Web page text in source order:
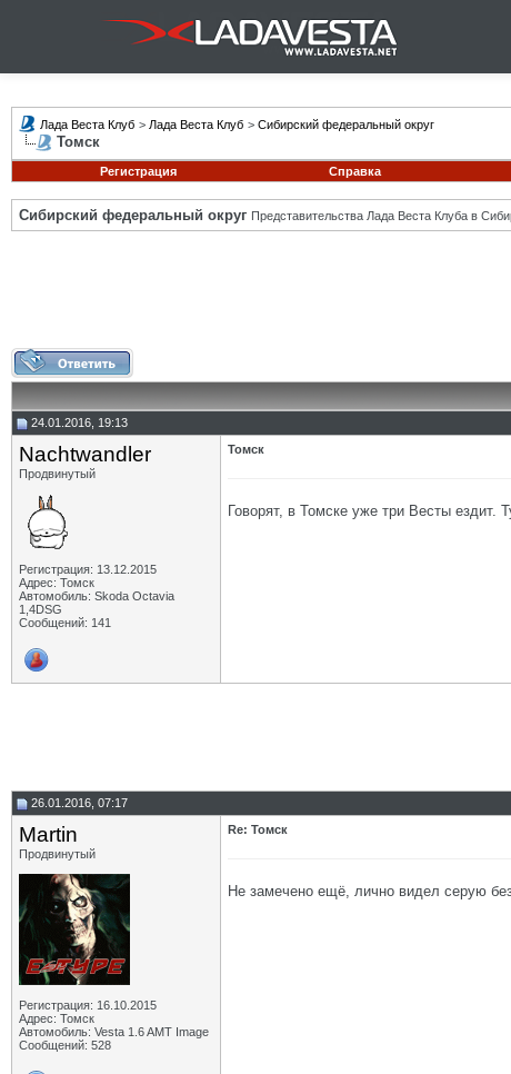
Лада Веста Клуб > Лада Веста Клуб > Сибирский федеральный округ
Томск
Регистрация Справка
Сибирский федеральный округ Представительства Лада Веста Клуба в
24.01.2016, 19:13
Nachtwandler
Продвинутый
Регистрация: 13.12.2015
Адрес: Томск
Автомобиль: Skoda Octavia
1,4DSG
Сообщений: 141
Томск
Говорят, в Томске уже три Весты ездит.
26.01.2016, 07:17
Martin
Продвинутый
Регистрация: 16.10.2015
Адрес: Томск
Автомобиль: Vesta 1.6 AMT Image
Сообщений: 528
Re: Томск
Не замечено ещё, лично видел серую